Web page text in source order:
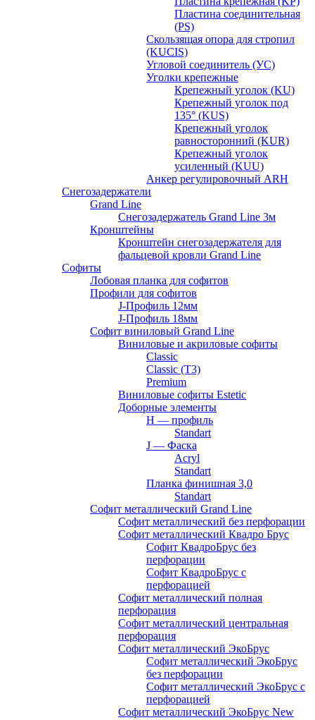
Пластина соединительная
(PS)
Скользящая опора для стропил
(KUCIS)
Угловой соединитель (УС)
Уголки крепежныe
Крепежный уголок (KU)
Крепежный уголок под
135° (KUS)
Крепежный уголок
равносторонний (KUR)
Крепежный уголок
усиленный (KUU)
Анкер регулировочный ARH
Снегозадержатели
Grand Line
Снегозадержатель Grand Line 3м
Кронштейны
Кронштейн снегозадержателя для
фальцевой кровли Grand Line
Софиты
Лобовая планка для софитов
Профили для софитов
J-Профиль 12мм
J-Профиль 18мм
Софит виниловый Grand Line
Виниловые и акриловые софиты
Classic
Classic (T3)
Premium
Виниловые софиты Estetic
Доборные элементы
H — профиль
Standart
J — Фаска
Acryl
Standart
Планка финишная 3,0
Standart
Софит металлический Grand Line
Софит металлический без перфорации
Софит металлический Квадро Брус
Софит КвадроБрус без
перфорации
Софит КвадроБрус с
перфорацией
Софит металлический полная
перфорация
Софит металлический центральная
перфорация
Софит металлический ЭкоБрус
Софит металлический ЭкоБрус
без перфорации
Софит металлический ЭкоБрус с
перфорацией
Софит металлический ЭкоБрус New